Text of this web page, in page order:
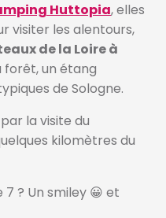
Huttopia, elles
visiter les alentours,
de la Loire à
forêt, un étang
de Sologne.
la visite du
kilomètres du
? Un smiley 😀 et